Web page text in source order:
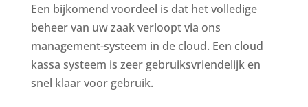
Een bijkomend voordeel is dat het volledige
beheer van uw zaak verloopt via ons
management-systeem in de cloud. Een cloud
kassa systeem is zeer gebruiksvriendelijk en
snel klaar voor gebruik.